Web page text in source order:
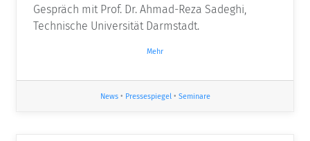
Gespräch mit Prof. Dr. Ahmad-Reza Sadeghi,
Technische Universität Darmstadt.
Mehr
News• Pressespiegel• Seminare